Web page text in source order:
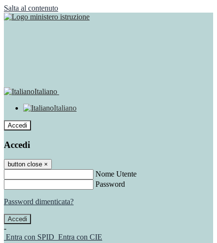
Salta al contenuto
Italiano
Italiano
Accedi
Accedi
button close ×
Nome Utente
Password
Password dimenticata?
-
Entra con SPID Entra con CIE